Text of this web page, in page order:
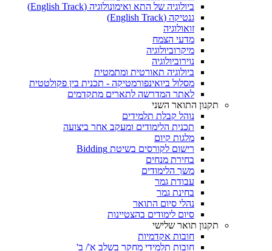
ביולוגיה של התא ואימונולוגיה (English Track)
גנטיקה (English Track)
זואולוגיה
מדעי הצמח
מיקרוביולוגיה
נוירוביולוגיה
ביולוגיה תאורטית ומתמטית
מסלול ביואינפורמטיקה - תכנית בין פקולטטית
לאתר המדרשה לתארים מתקדמים
תקנון התואר השני
נוהל קבלת תלמידים
תכנית הלימודים ומעקב אחר ביצועה
מלגות קיום
רישום לקורסים בשיטת Bidding
בחירת מנחים
משך הלימודים
עבודת גמר
בחינת גמר
נהלי סיום התואר
סיום לימודים בהצטיינות
תקנון תואר שלישי
חובות אקדמיות
חובות תלמידי מחקר בשלב א'/ ב'